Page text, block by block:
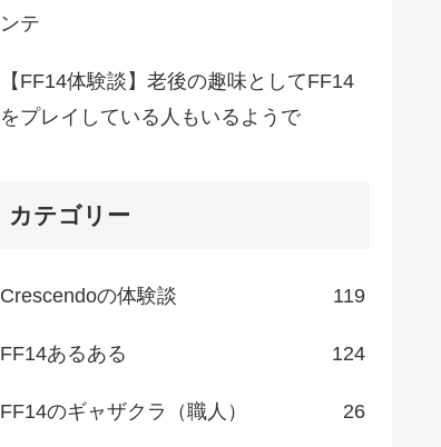
ンテ
【FF14体験談】老後の趣味としてFF14
をプレイしている人もいるようで
カテゴリー
Crescendoの体験談 119
FF14あるある 124
FF14のギャザクラ（職人） 26